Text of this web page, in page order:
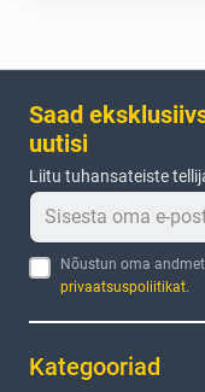
Saad
uutisi
Liitu tuhansateiste
Nõustun oma
privaatsuspoliitikat.
Kategooriad